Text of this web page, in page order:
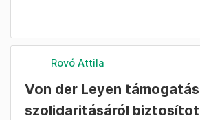
Rovó Attila
Von der Leyen
szolidaritásáról